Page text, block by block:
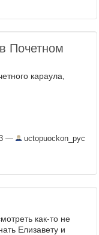
Почетном
караула,
— uctopuockon_pyc
как-то не
Елизавету и